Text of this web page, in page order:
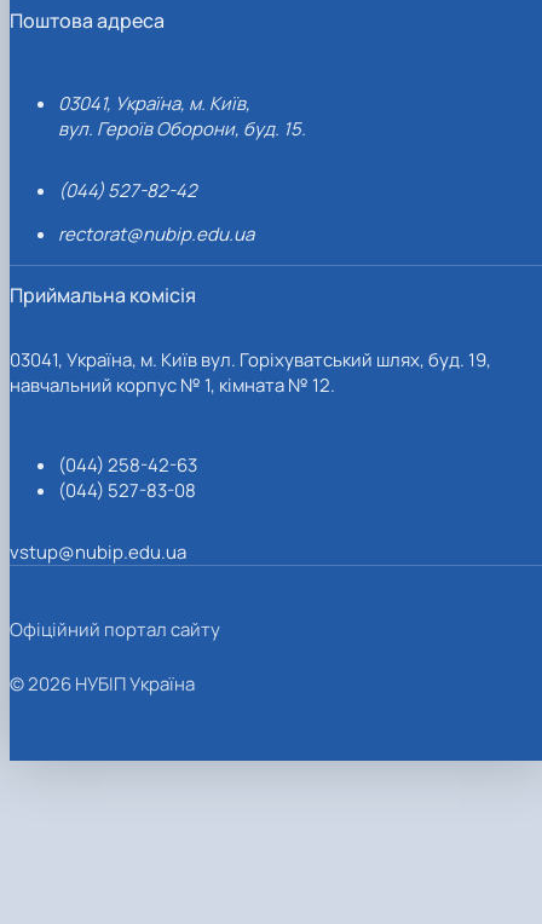
Поштова адреса
03041, Україна, м. Київ,
вул. Героїв Оборони, буд. 15.
(044) 527-82-42
rectorat@nubip.edu.ua
Приймальна комісія
03041, Україна, м. Київ вул. Горіхуватський шлях, буд. 19,
навчальний корпус № 1, кімната № 12.
(044) 258-42-63
(044) 527-83-08
vstup@nubip.edu.ua
Офіційний портал сайту
© 2026 НУБІП Україна